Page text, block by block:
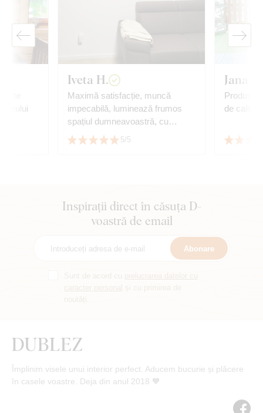
leului
Iveta H.
Maximă satisfacție, muncă
impecabilă, luminează frumos
spațiul dumneavoastră, cu
siguranță recomand.
5/5
Jana P.
Produs
de
Inspirații direct în căsuța D-
voastră de email
Abonare
Împlinim visele unui interior perfect. Aducem bucurie și plăcere
în casele voastre. Deja din anul 2018 🧡